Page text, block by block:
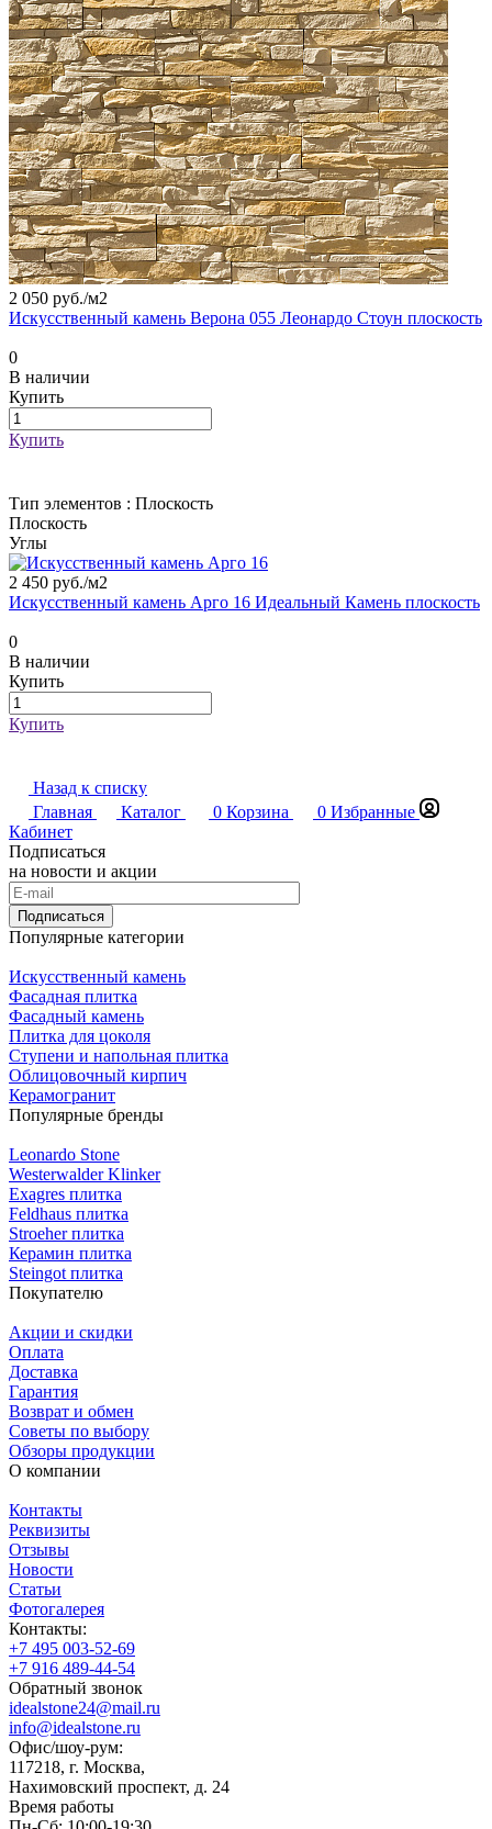
2 050 руб./м2
Искусственный камень Верона 055 Леонардо Стоун плоскость
0
В наличии
Купить
Купить
Тип элементов : Плоскость
Плоскость
Углы
2 450 руб./м2
Искусственный камень Арго 16 Идеальный Камень плоскость
0
В наличии
Купить
Купить
Назад к списку
Главная
Каталог 0 Корзина 0 Избранные
Кабинет
Подписаться
на новости и акции
Подписаться
Популярные категории
Искусственный камень
Фасадная плитка
Фасадный камень
Плитка для цоколя
Ступени и напольная плитка
Облицовочный кирпич
Керамогранит
Популярные бренды
Leonardo Stone
Westerwalder Klinker
Exagres плитка
Feldhaus плитка
Stroeher плитка
Керамин плитка
Steingot плитка
Покупателю
Акции и скидки
Оплата
Доставка
Гарантия
Возврат и обмен
Советы по выбору
Обзоры продукции
О компании
Контакты
Реквизиты
Отзывы
Новости
Статьи
Фотогалерея
Контакты:
+7 495 003-52-69
+7 916 489-44-54
Обратный звонок
idealstone24@mail.ru
info@idealstone.ru
Офис/шоу-рум:
117218, г. Москва,
Нахимовский проспект, д. 24
Время работы